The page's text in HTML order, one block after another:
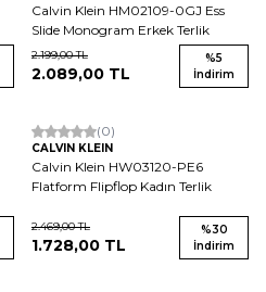
Calvin Klein HM02109-0GJ Ess
Slide Monogram Erkek Terlik
2.199,00TL
2.089,00 TL
%5
İndirim
(0)
CALVIN KLEIN
Calvin Klein HW03120-PE6
Flatform Flipflop Kadın Terlik
2.469,00TL
1.728,00 TL
%30
İndirim